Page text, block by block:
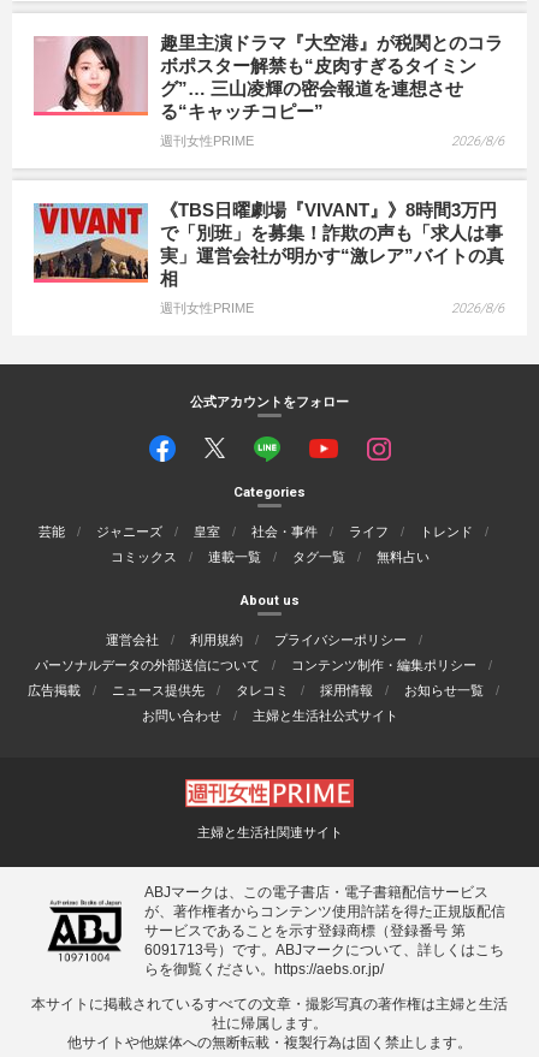
趣里主演ドラマ『大空港』が税関とのコラ
ボポスター解禁も“皮肉すぎるタイミン
グ”… 三山凌輝の密会報道を連想させ
る“キャッチコピー”
週刊女性PRIME 2026/8/6
《TBS日曜劇場『VIVANT』》8時間3万円
で「別班」を募集！詐欺の声も「求人は事
実」運営会社が明かす“激レア”バイトの真
相
週刊女性PRIME 2026/8/6
公式アカウントをフォロー
Categories
芸能 ジャニーズ 皇室 社会・事件 ライフ
トレンド
コミックス
連載一覧 タグ一覧 無料占い
About us
運営会社 利用規約
プライバシーポリシー
パーソナルデータの外部送信について
コンテンツ制作・編集ポリシー
広告掲載
ニュース提供先 タレコミ 採用情報
お知らせ一覧
お問い合わせ
主婦と生活社公式サイト
主婦と生活社関連サイト
ABJマークは、この電子書店・電子書籍配信サービス
が、著作権者からコンテンツ使用許諾を得た正規版配信
サービスであることを示す登録商標（登録番号 第
6091713号）です。ABJマークについて、詳しくはこち
らを御覧ください。
https://aebs.or.jp/
本サイトに掲載されているすべての⽂章・撮影写真の著作権は主婦と⽣活
社に帰属します。
他サイトや他媒体への無断転載・複製⾏為は固く禁⽌します。